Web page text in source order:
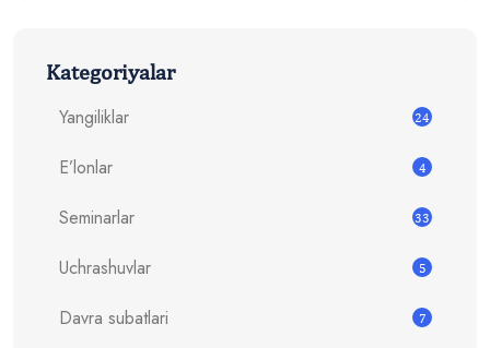
Kategoriyalar
Yangiliklar
24
E’lonlar 4
Seminarlar 33
Uchrashuvlar 5
Davra subatlari 7